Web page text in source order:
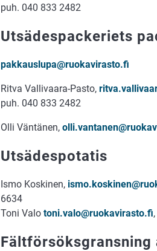
puh. 040 833 2482
Utsädespackeriets
pakkauslupa@ruokavirasto.fi
Ritva Vallivaara-Pasto,
puh. 040 833 2482
Olli Väntänen,
Utsädespotatis
Ismo Koskinen,
6634
Toni Valo toni.valo@ruokavirasto.fi
Fältförsöksgransning